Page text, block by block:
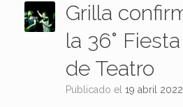
Grilla
la 36°
de Teatro
Publicado el 19 abril 2022